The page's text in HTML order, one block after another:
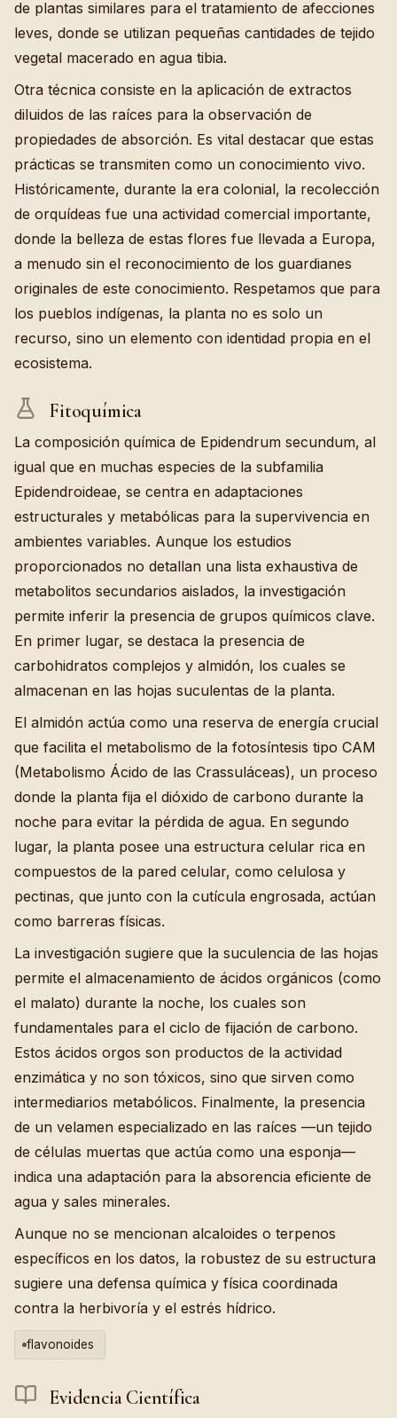
de plantas similares para el tratamiento de afecciones
leves, donde se utilizan pequeñas cantidades de tejido
vegetal macerado en agua tibia.
Otra técnica consiste en la aplicación de extractos
diluidos de las raíces para la observación de
propiedades de absorción. Es vital destacar que estas
prácticas se transmiten como un conocimiento vivo.
Históricamente, durante la era colonial, la recolección
de orquídeas fue una actividad comercial importante,
donde la belleza de estas flores fue llevada a Europa,
a menudo sin el reconocimiento de los guardianes
originales de este conocimiento. Respetamos que para
los pueblos indígenas, la planta no es solo un
recurso, sino un elemento con identidad propia en el
ecosistema.
Fitoquímica
La composición química de Epidendrum secundum, al
igual que en muchas especies de la subfamilia
Epidendroideae, se centra en adaptaciones
estructurales y metabólicas para la supervivencia en
ambientes variables. Aunque los estudios
proporcionados no detallan una lista exhaustiva de
metabolitos secundarios aislados, la investigación
permite inferir la presencia de grupos químicos clave.
En primer lugar, se destaca la presencia de
carbohidratos complejos y almidón, los cuales se
almacenan en las hojas suculentas de la planta.
El almidón actúa como una reserva de energía crucial
que facilita el metabolismo de la fotosíntesis tipo CAM
(Metabolismo Ácido de las Crassuláceas), un proceso
donde la planta fija el dióxido de carbono durante la
noche para evitar la pérdida de agua. En segundo
lugar, la planta posee una estructura celular rica en
compuestos de la pared celular, como celulosa y
pectinas, que junto con la cutícula engrosada, actúan
como barreras físicas.
La investigación sugiere que la suculencia de las hojas
permite el almacenamiento de ácidos orgánicos (como
el malato) durante la noche, los cuales son
fundamentales para el ciclo de fijación de carbono.
Estos ácidos orgos son productos de la actividad
enzimática y no son tóxicos, sino que sirven como
intermediarios metabólicos. Finalmente, la presencia
de un velamen especializado en las raíces —un tejido
de células muertas que actúa como una esponja—
indica una adaptación para la absorencia eficiente de
agua y sales minerales.
Aunque no se mencionan alcaloides o terpenos
específicos en los datos, la robustez de su estructura
sugiere una defensa química y física coordinada
contra la herbivoría y el estrés hídrico.
flavonoides
Evidencia Científica